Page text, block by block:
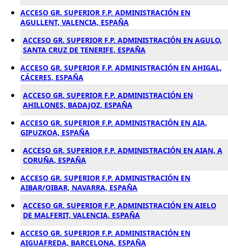
ACCESO GR. SUPERIOR F.P. ADMINISTRACIÓN EN
AGULLENT, VALENCIA, ESPAÑA
ACCESO GR. SUPERIOR F.P. ADMINISTRACIÓN EN AGULO,
SANTA CRUZ DE TENERIFE, ESPAÑA
ACCESO GR. SUPERIOR F.P. ADMINISTRACIÓN EN AHIGAL,
CÁCERES, ESPAÑA
ACCESO GR. SUPERIOR F.P. ADMINISTRACIÓN EN
AHILLONES, BADAJOZ, ESPAÑA
ACCESO GR. SUPERIOR F.P. ADMINISTRACIÓN EN AIA,
GIPUZKOA, ESPAÑA
ACCESO GR. SUPERIOR F.P. ADMINISTRACIÓN EN AIAN, A
CORUÑA, ESPAÑA
ACCESO GR. SUPERIOR F.P. ADMINISTRACIÓN EN
AIBAR/OIBAR, NAVARRA, ESPAÑA
ACCESO GR. SUPERIOR F.P. ADMINISTRACIÓN EN AIELO
DE MALFERIT, VALENCIA, ESPAÑA
ACCESO GR. SUPERIOR F.P. ADMINISTRACIÓN EN
AIGUAFREDA, BARCELONA, ESPAÑA